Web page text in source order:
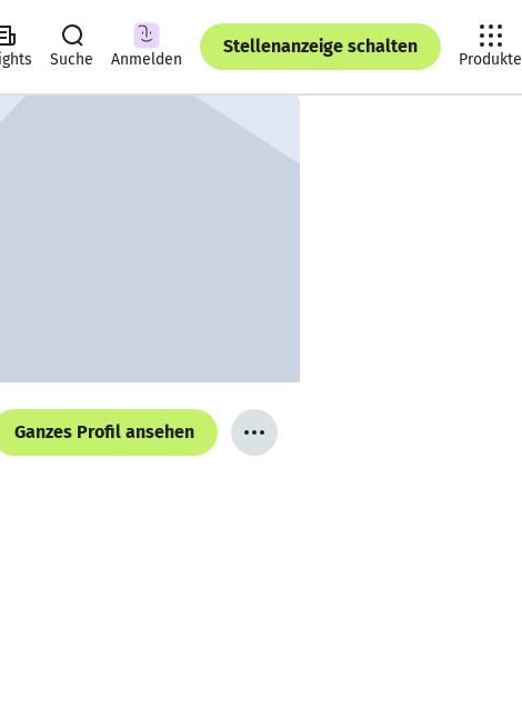
Suche Anmelden
Stellenanzeige schalten
Produkte
Ganzes Profil ansehen